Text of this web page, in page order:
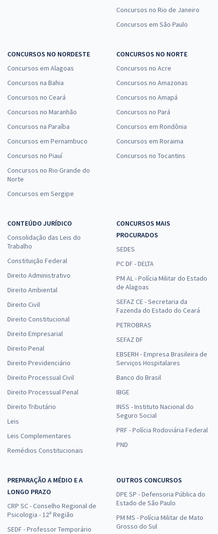
Concursos no Rio de Janeiro
Concursos em São Paulo
CONCURSOS NO NORDESTE
Concursos em Alagoas
Concursos na Bahia
Concursos no Ceará
Concursos no Maranhão
Concursos na Paraíba
Concursos em Pernambuco
Concursos no Piauí
Concursos no Rio Grande do
Norte
Concursos em Sergipe
CONCURSOS NO NORTE
Concursos no Acre
Concursos no Amazonas
Concursos no Amapá
Concursos no Pará
Concursos em Rondônia
Concursos em Roraima
Concursos no Tocantins
CONTEÚDO JURÍDICO
Consolidação das Leis do
Trabalho
Constituição Federal
Direito Administrativo
Direito Ambiental
Direito Civil
Direito Constitucional
Direito Empresarial
Direito Penal
Direito Previdenciário
Direito Processual Civil
Direito Processual Penal
Direito Tributário
Leis
Leis Complementares
Remédios Constitucionais
CONCURSOS MAIS
PROCURADOS
SEDES
PC DF - DELTA
PM AL - Polícia Militar do Estado
de Alagoas
SEFAZ CE - Secretaria da
Fazenda do Estado do Ceará
PETROBRAS
SEFAZ DF
EBSERH - Empresa Brasileira de
Serviços Hospitalares
Banco do Brasil
IBGE
INSS - Instituto Nacional do
Seguro Social
PRF - Polícia Rodoviária Federal
PND
PREPARAÇÃO A MÉDIO E A
LONGO PRAZO
CRP SC - Conselho Regional de
Psicologia - 12ª Região
SEDF - Professor Temporário
OUTROS CONCURSOS
DPE SP - Defensoria Pública do
Estado de São Paulo
PM MS - Polícia Militar de Mato
Grosso do Sul